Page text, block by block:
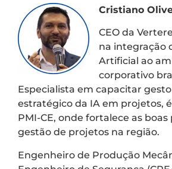
Cristiano
CEO da
na integração
Artificial ao
corporativo
Especialista em capacitar
estratégico da IA em projetos,
PMI-CE, onde fortalece as boas
gestão de projetos na região.
Engenheiro de Produção